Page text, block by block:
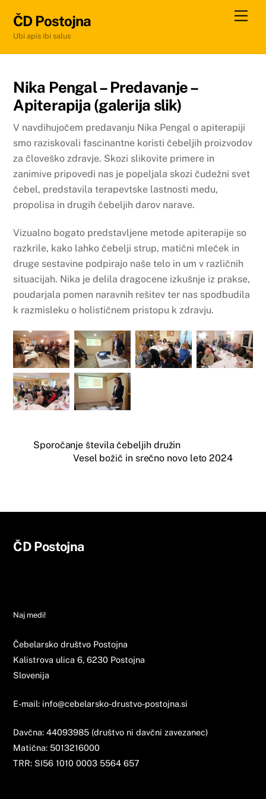
content
ČD Postojna
Ubi apis ibi salus
Nika Pengal – Predavanje –
Apiterapija (galerija slik)
V navdihujočem predavanju Nika Pengal o apiterapiji
smo raziskovali fascinantne koristi čebeljih proizvodov
za človeško zdravje. Skozi slikovite primere in
zanimive pripovedi nas je popeljala skozi čudežni svet
čebel, predstavila terapevtske lastnosti medu,
propolisa in drugih čebeljih darov narave.
Vizualno bogato predstavljene metode apiterapije so
razkrile, kako lahko čebelji strup, matični mleček in
druge sestavine podpirajo naše telo in um v različnih
situacijah. Nika je delila dragocene izkušnje iz prakse,
poudarjala pomen naravnih rešitev ter nas spodbudila
k razmisleku o holističnem pristopu k zdravju.
Sporočanje števila čebeljih družin
Vesel božič in srečno novo leto 2024
ČD Postojna
Naj medi!
Čebelarsko društvo Postojna
Kalistrova ulica 6, 6230 Postojna
Slovenija
E-mail: info@cebelarsko-drustvo-postojna.si
Davčna: 44093985 (društvo ni davčni zavezanec)
Matična: 5013216000
TRR: SI56 1010 0003 5564 657